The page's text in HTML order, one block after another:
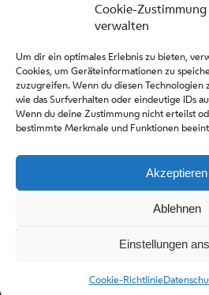
Cookie-Zustimmung
verwalten
Um dir ein optimales Erlebnis zu bieten,
Cookies, um Geräteinformationen zu
zuzugreifen. Wenn du diesen Technologien
wie das Surfverhalten oder eindeutige IDs
Wenn du deine Zustimmung nicht erteilst
bestimmte Merkmale und Funktionen
Akzeptieren
Ablehnen
Einstellungen
Cookie-Richtlinie
Gastronomie-Ausschreibung
Copyright stadt wien marketing
Datenschutz